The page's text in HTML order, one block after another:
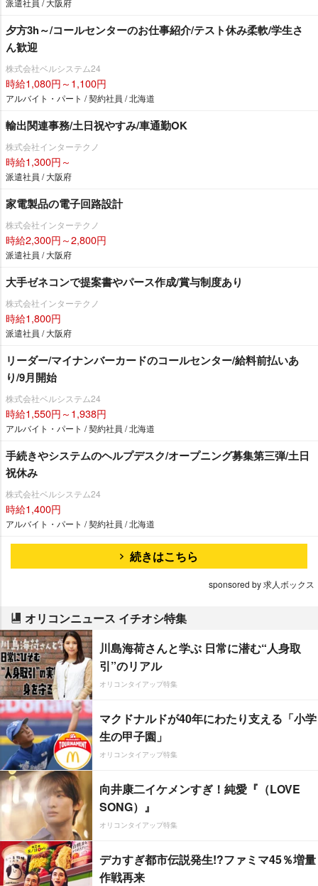
派遣社員 / 大阪府
夕方3h～/コールセンターのお仕事紹介/テスト休み柔軟/学生さ
ん歓迎
株式会社ベルシステム24
時給1,080円～1,100円
アルバイト・パート / 契約社員 / 北海道
輸出関連事務/土日祝やすみ/車通勤OK
株式会社インターテクノ
時給1,300円～
派遣社員 / 大阪府
家電製品の電子回路設計
株式会社インターテクノ
時給2,300円～2,800円
派遣社員 / 大阪府
大手ゼネコンで提案書やパース作成/賞与制度あり
株式会社インターテクノ
時給1,800円
派遣社員 / 大阪府
リーダー/マイナンバーカードのコールセンター/給料前払いあ
り/9月開始
株式会社ベルシステム24
時給1,550円～1,938円
アルバイト・パート / 契約社員 / 北海道
手続きやシステムのヘルプデスク/オープニング募集第三弾/土日
祝休み
株式会社ベルシステム24
時給1,400円
アルバイト・パート / 契約社員 / 北海道
続きはこちら
sponsored by 求人ボックス
オリコンニュース イチオシ特集
川島海荷さんと学ぶ 日常に潜む“人身取
引”のリアル
オリコンタイアップ特集
マクドナルドが40年にわたり支える「小学
生の甲子園」
オリコンタイアップ特集
向井康二イケメンすぎ！純愛『（LOVE
SONG）』
オリコンタイアップ特集
デカすぎ都市伝説発生!?ファミマ45％増量
作戦再来